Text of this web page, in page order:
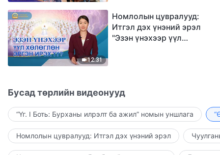
12:31
Номлолын цувралууд:
Итгэл дэх үнэний эрэл
"Эзэн үнэхээр үүл
Бусад төрлийн видеонууд
“Үг. I Боть: Бурханы илрэлт ба ажил” номын уншлага
Номлолын цувралууд: Итгэл дэх үнэний эрэл